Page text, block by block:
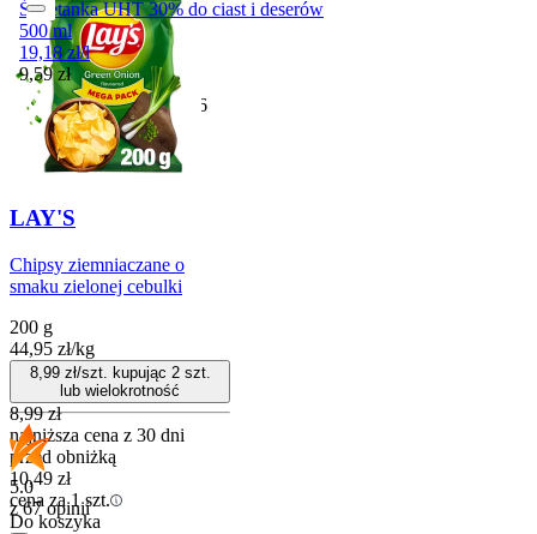
Śmietanka UHT 30% do ciast i deserów
500 ml
19,18 zł/l
Cena
9,59 zł
Przydatny do29-11-2026
LAY'S
Chipsy ziemniaczane o
smaku zielonej cebulki
200 g
44,95 zł/kg
8,99zł/szt. kupując 2szt.
lub wielokrotność
8,99 zł
najniższa cena z 30 dni
przed obniżką
10,49 zł
cena za 1 szt.
Do koszyka
5.0
z 67 opinii